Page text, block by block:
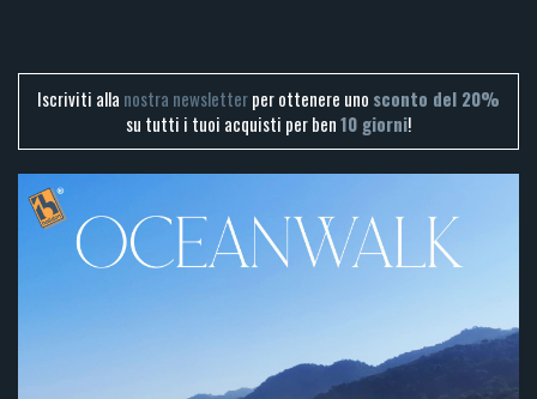
Iscriviti alla nostra newsletterper ottenere uno sconto del 20%
su tutti i tuoi acquisti per ben10 giorni!